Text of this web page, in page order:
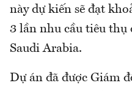
này dự kiến sẽ đạt
3 lần nhu cầu tiêu thụ
Saudi Arabia.
Dự án đã được Giám